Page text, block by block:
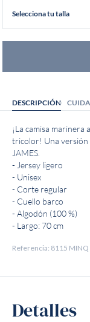
Selecciona tu talla
DESCRIPCIÓN
¡La camisa
tricolor! Una versión
JAMES.
- Jersey ligero
- Unisex
- Corte regular
- Cuello barco
- Algodón (100 %)
- Largo: 70 cm
Referencia: 8115 MINQ
Detalles